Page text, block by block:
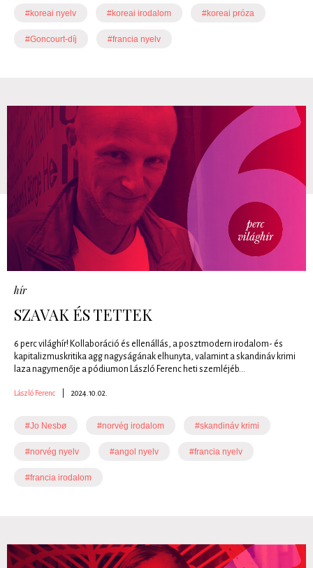
#koreai nyelv #koreai irodalom #koreai próza
#Goncourt-díj #francia nyelv
hír
SZAVAK ÉS TETTEK
6 perc világhír! Kollaboráció és ellenállás, a posztmodern irodalom- és
kapitalizmuskritika agg nagyságának elhunyta, valamint a skandináv krimi
laza nagymenője a pódiumon László Ferenc heti szemléjéb...
László Ferenc 2024.10.02.
#Jo Nesbø #norvég irodalom #skandináv krimi
#norvég nyelv #angol nyelv #francia nyelv
#francia irodalom